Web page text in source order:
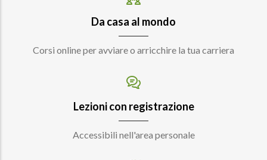
Da casa al mondo
Corsi online per avviare o arricchire la tua carriera
Lezioni con registrazione
Accessibili nell'area personale